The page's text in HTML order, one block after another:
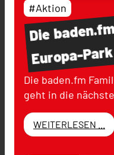
Die
Europa-Park
#Aktion
Die baden.fm
geht in die
WEITERLESEN ...